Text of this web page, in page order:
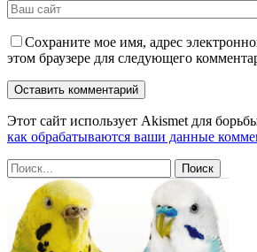
Сохраните мое имя, адрес
этом браузере для следующего
Этот сайт использует Akismet для
как обрабатываются ваши данные